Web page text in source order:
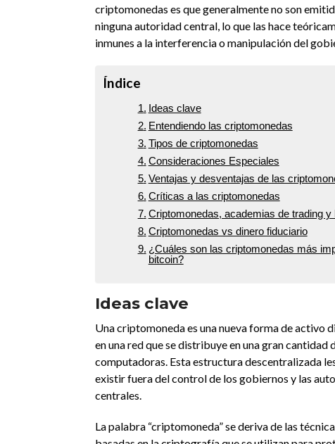
criptomonedas es que generalmente no son
ninguna autoridad central, lo que las hace
inmunes a la interferencia o manipulación del
Índice
Ideas clave
Entendiendo las criptomonedas
Tipos de criptomonedas
Consideraciones Especiales
Ventajas y desventajas de las
Críticas a las criptomonedas
Criptomonedas, academias de trading
Criptomonedas vs dinero fiduciario
¿Cuáles son las criptomonedas más
bitcoin?
Ideas clave
Una criptomoneda es una nueva forma de activo
en una red que se distribuye en una gran cantidad
computadoras. Esta estructura descentralizada
existir fuera del control de los gobiernos y las
centrales.
La palabra “criptomoneda” se deriva de las